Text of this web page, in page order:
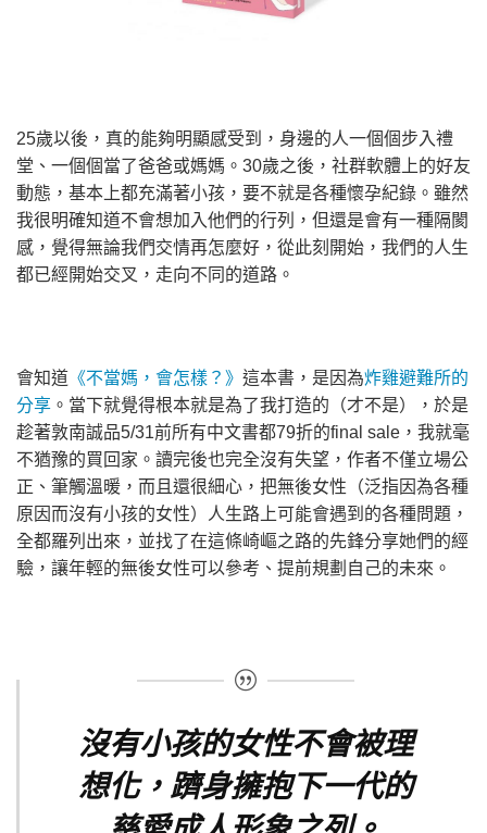
25歲以後，真的能夠明顯感受到，身邊的人一個個步入禮
堂、一個個當了爸爸或媽媽。30歲之後，社群軟體上的好友
動態，基本上都充滿著小孩，要不就是各種懷孕紀錄。雖然
我很明確知道不會想加入他們的行列，但還是會有一種隔閡
感，覺得無論我們交情再怎麼好，從此刻開始，我們的人生
都已經開始交叉，走向不同的道路。
會知道 《不當媽，會怎樣？》 這本書，是因為炸雞避難所的
分享 。當下就覺得根本就是為了我打造的（才不是），於是
趁著敦南誠品5/31前所有中文書都79折的final sale，我就毫
不猶豫的買回家。讀完後也完全沒有失望，作者不僅立場公
正、筆觸溫暖，而且還很細心，把無後女性（泛指因為各種
原因而沒有小孩的女性）人生路上可能會遇到的各種問題，
全都羅列出來，並找了在這條崎嶇之路的先鋒分享她們的經
驗，讓年輕的無後女性可以參考、提前規劃自己的未來。
沒有小孩的女性不會被理
想化，躋身擁抱下一代的